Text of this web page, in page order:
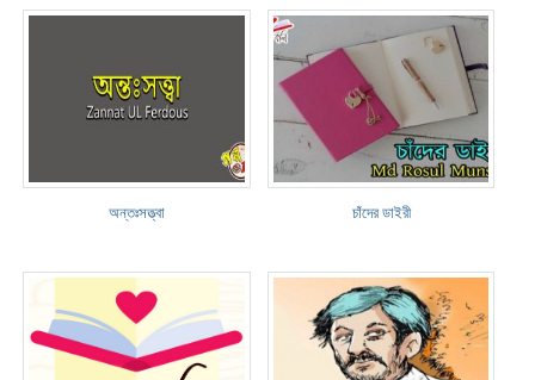
অন্তঃসত্ত্বা চাঁদের ডাইরী